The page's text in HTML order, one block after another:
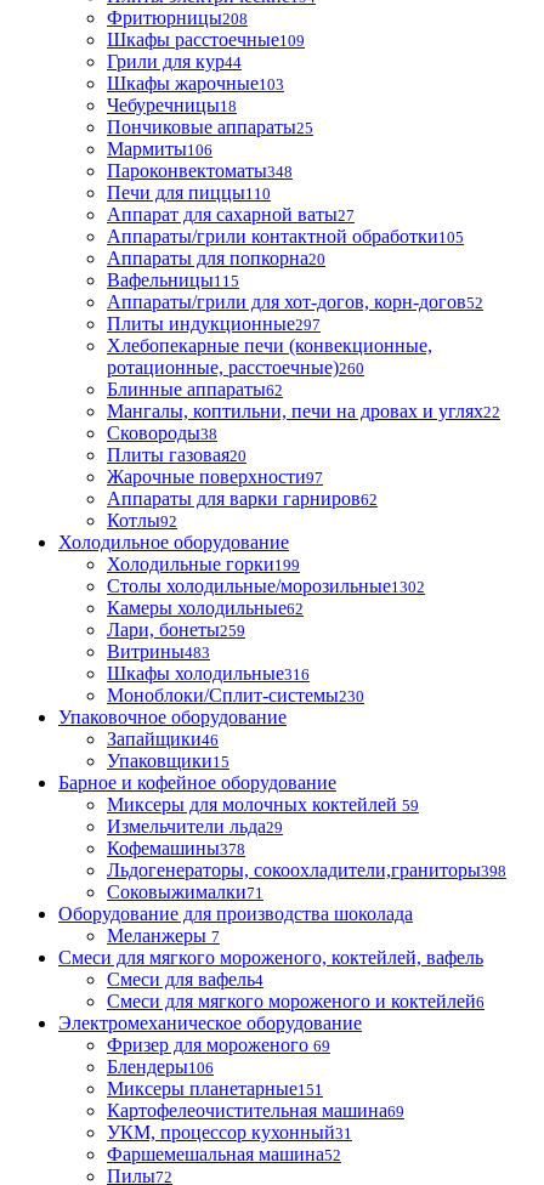
Фритюрницы208
Шкафы расстоечные109
Грили для кур44
Шкафы жарочные103
Чебуречницы18
Пончиковые аппараты25
Мармиты106
Пароконвектоматы348
Печи для пиццы110
Аппарат для сахарной ваты27
Аппараты/грили контактной обработки105
Аппараты для попкорна20
Вафельницы115
Аппараты/грили для хот-догов, корн-догов52
Плиты индукционные297
Хлебопекарные печи (конвекционные,
ротационные, расстоечные)260
Блинные аппараты62
Мангалы, коптильни, печи на дровах и углях22
Сковороды38
Плиты газовая20
Жарочные поверхности97
Аппараты для варки гарниров62
Котлы92
Холодильное оборудование
Холодильные горки199
Столы холодильные/морозильные1302
Камеры холодильные62
Лари, бонеты259
Витрины483
Шкафы холодильные316
Моноблоки/Сплит-системы230
Упаковочное оборудование
Запайщики46
Упаковщики15
Барное и кофейное оборудование
Миксеры для молочных коктейлей 59
Измельчители льда29
Кофемашины378
Льдогенераторы, сокоохладители,граниторы398
Соковыжималки71
Оборудование для производства шоколада
Меланжеры 7
Смеси для мягкого мороженого, коктейлей, вафель
Смеси для вафель4
Смеси для мягкого мороженого и коктейлей6
Электромеханическое оборудование
Фризер для мороженого 69
Блендеры106
Миксеры планетарные151
Картофелеочистительная машина69
УКМ, процессор кухонный31
Фаршемешальная машина52
Пилы72